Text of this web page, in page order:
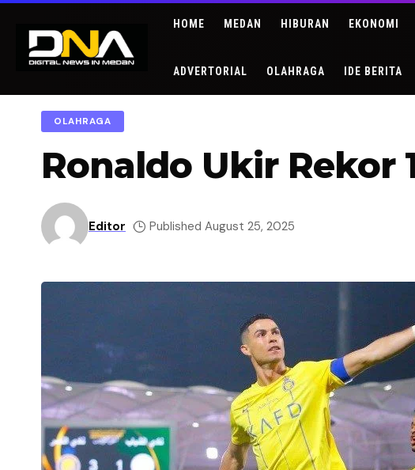
HOME MEDAN HIBURAN EKONOMI
ADVERTORIAL OLAHRAGA IDE BERITA
OLAHRAGA
Ronaldo Ukir Rekor
Editor Published August 25, 2025